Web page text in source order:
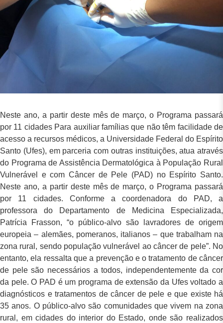
Neste ano, a partir deste mês de março, o Programa passará
por 11 cidades Para auxiliar famílias que não têm facilidade de
acesso a recursos médicos, a Universidade Federal do Espírito
Santo (Ufes), em parceria com outras instituições, atua através
do Programa de Assistência Dermatológica à População Rural
Vulnerável e com Câncer de Pele (PAD) no Espírito Santo.
Neste ano, a partir deste mês de março, o Programa passará
por 11 cidades. Conforme a coordenadora do PAD, a
professora do Departamento de Medicina Especializada,
Patrícia Frasson, “o público-alvo são lavradores de origem
europeia – alemães, pomeranos, italianos – que trabalham na
zona rural, sendo população vulnerável ao câncer de pele”. No
entanto, ela ressalta que a prevenção e o tratamento de câncer
de pele são necessários a todos, independentemente da cor
da pele. O PAD é um programa de extensão da Ufes voltado a
diagnósticos e tratamentos de câncer de pele e que existe há
35 anos. O público-alvo são comunidades que vivem na zona
rural, em cidades do interior do Estado, onde são realizados